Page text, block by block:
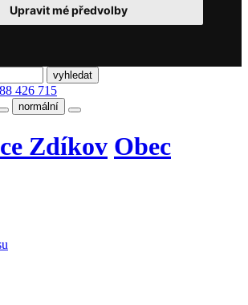
Upravit mé předvolby
426 715
normální
Obec